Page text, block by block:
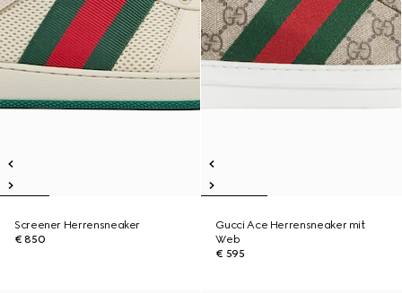
Screener Herrensneaker
€ 850
Gucci Ace Herrensneaker mit
Web
€ 595